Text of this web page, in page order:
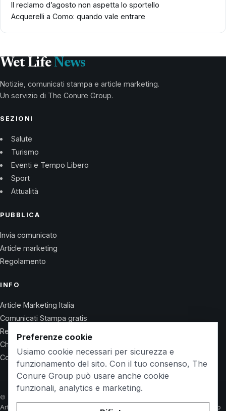
Il reclamo d’agosto non aspetta lo sportello
Acquerelli a Como: quando vale entrare
Wet Life News
Notizie, comunicati stampa e article marketing.
Un servizio di The Conure Group.
SEZIONI
Salute
Turismo
Eventi e Tempo Libero
Sport
Attualità
PUBBLICA
Invia comunicato
Article marketing
Regolamento
INFO
Article Marketing Italia
Comunicati Stampa gratis
Regolamento
Chi Siamo
Contatti
© 2026 Wet Life News · The Conure Group
Article Marketing Italia
Chi Siamo
Preferenze cookie
Usiamo cookie necessari per sicurezza e
funzionamento del sito. Con il tuo consenso, The
Conure Group può usare anche cookie
funzionali, analytics e marketing.